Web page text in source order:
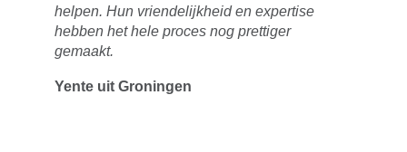
helpen. Hun vriendelijkheid en expertise
hebben het hele proces nog prettiger
gemaakt.
Yente uit Groningen